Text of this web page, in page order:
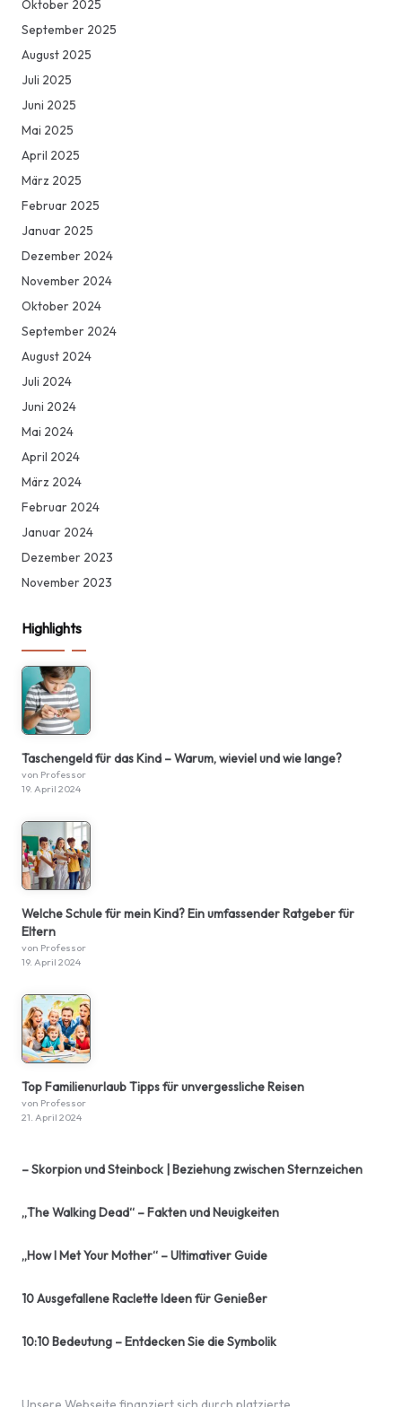
Oktober 2025
September 2025
August 2025
Juli 2025
Juni 2025
Mai 2025
April 2025
März 2025
Februar 2025
Januar 2025
Dezember 2024
November 2024
Oktober 2024
September 2024
August 2024
Juli 2024
Juni 2024
Mai 2024
April 2024
März 2024
Februar 2024
Januar 2024
Dezember 2023
November 2023
Highlights
Taschengeld für das Kind – Warum, wieviel und wie lange?
von Professor
19. April 2024
Welche Schule für mein Kind? Ein umfassender Ratgeber für
Eltern
von Professor
19. April 2024
Top Familienurlaub Tipps für unvergessliche Reisen
von Professor
21. April 2024
– Skorpion und Steinbock | Beziehung zwischen Sternzeichen
„The Walking Dead“ – Fakten und Neuigkeiten
„How I Met Your Mother“ – Ultimativer Guide
10 Ausgefallene Raclette Ideen für Genießer
10:10 Bedeutung – Entdecken Sie die Symbolik